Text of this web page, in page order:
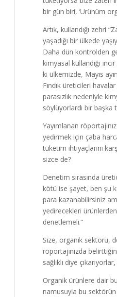
bir gün biri, ‘Ürünüm
Artık, kullandığı zehri
yaşadığı bir ülkede
Daha dün kontrolden
kimyasal kullandığı
ki ülkemizde, Mayıs
Fındık üreticileri
parasızlık nedeniyle
söylüyorlardı bir
Yayımlanan
yedirmek için çaba
tüketim ihtiyaçlarını
sizce de?
Denetim sırasında
kötü ise şayet, ben şu
para kazanabilirsiniz
yedirecekleri ürünlerden
denetlemeli.”
Size, organik sektörü,
röportajınızda
sağlıklı diye
Organik ürünlere dair
namusuyla bu